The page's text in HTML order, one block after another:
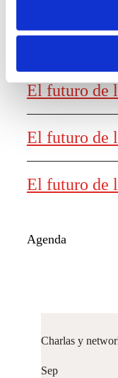
El futuro de
El futuro de
El futuro de
Agenda
Charlas y
Sep